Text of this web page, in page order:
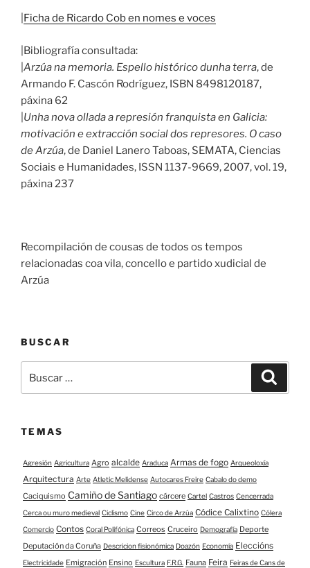
Ficha de Ricardo Cob en nomes e voces
|Bibliografía consultada:
Arzúa na memoria. Espello histórico dunha terra, de
Armando F. Cascón Rodríguez, ISBN 8498120187,
páxina 62
Unha nova ollada a represión franquista en Galicia:
motivación e extracción social dos represores. O caso
de Arzúa, de Daniel Lanero Taboas, SEMATA, Ciencias
Sociais e Humanidades, ISSN 1137-9669, 2007, vol. 19,
páxina 237
Recompilación de cousas de todos os tempos
relacionadas coa vila, concello e partido xudicial de
Arzúa
BUSCAR
TEMAS
Agresión Agricultura Agro alcalde Araduca Armas de fogo Arqueoloxía
Arquitectura Arte Atletic Melidense Autocares Freire Cabalo do demo
Caciquismo Camiño de Santiago cárcere Cartel Castros Cencerrada
Cerca ou muro medieval Ciclismo Cine Circo de Arzúa Códice Calixtino Cólera
Comercio Contos Coral Polifónica Correos Cruceiro Demografía Deporte
Deputación da Coruña Descricion fisionómica Doazón Economía Eleccións
Electricidade Emigración Ensino Escultura F.R.G. Fauna Feira Feiras de Cans de